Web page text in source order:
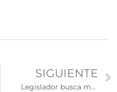
SIGUIENTE
Legislador busca matrícula estatal para beneficiarios DACA en Georgia